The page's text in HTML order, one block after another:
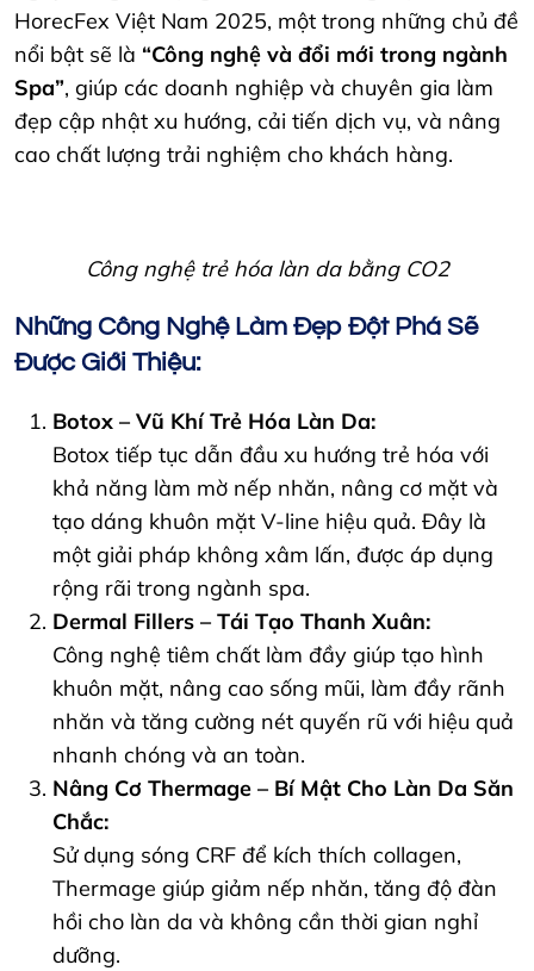
HorecFex Việt Nam 2025, một trong những chủ đề
nổi bật sẽ là “Công nghệ và đổi mới trong ngành
Spa”, giúp các doanh nghiệp và chuyên gia làm
đẹp cập nhật xu hướng, cải tiến dịch vụ, và nâng
cao chất lượng trải nghiệm cho khách hàng.
Công nghệ trẻ hóa làn da bằng CO2
Những Công Nghệ Làm Đẹp Đột Phá Sẽ
Được Giới Thiệu:
Botox – Vũ Khí Trẻ Hóa Làn Da:
Botox tiếp tục dẫn đầu xu hướng trẻ hóa với
khả năng làm mờ nếp nhăn, nâng cơ mặt và
tạo dáng khuôn mặt V-line hiệu quả. Đây là
một giải pháp không xâm lấn, được áp dụng
rộng rãi trong ngành spa.
Dermal Fillers – Tái Tạo Thanh Xuân:
Công nghệ tiêm chất làm đầy giúp tạo hình
khuôn mặt, nâng cao sống mũi, làm đầy rãnh
nhăn và tăng cường nét quyến rũ với hiệu quả
nhanh chóng và an toàn.
Nâng Cơ Thermage – Bí Mật Cho Làn Da Săn
Chắc:
Sử dụng sóng CRF để kích thích collagen,
Thermage giúp giảm nếp nhăn, tăng độ đàn
hồi cho làn da và không cần thời gian nghỉ
dưỡng.